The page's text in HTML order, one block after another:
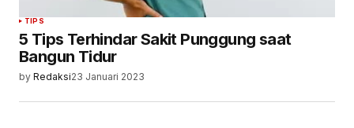
TIPS
5 Tips Terhindar Sakit Punggung saat
Bangun Tidur
by Redaksi23 Januari 2023